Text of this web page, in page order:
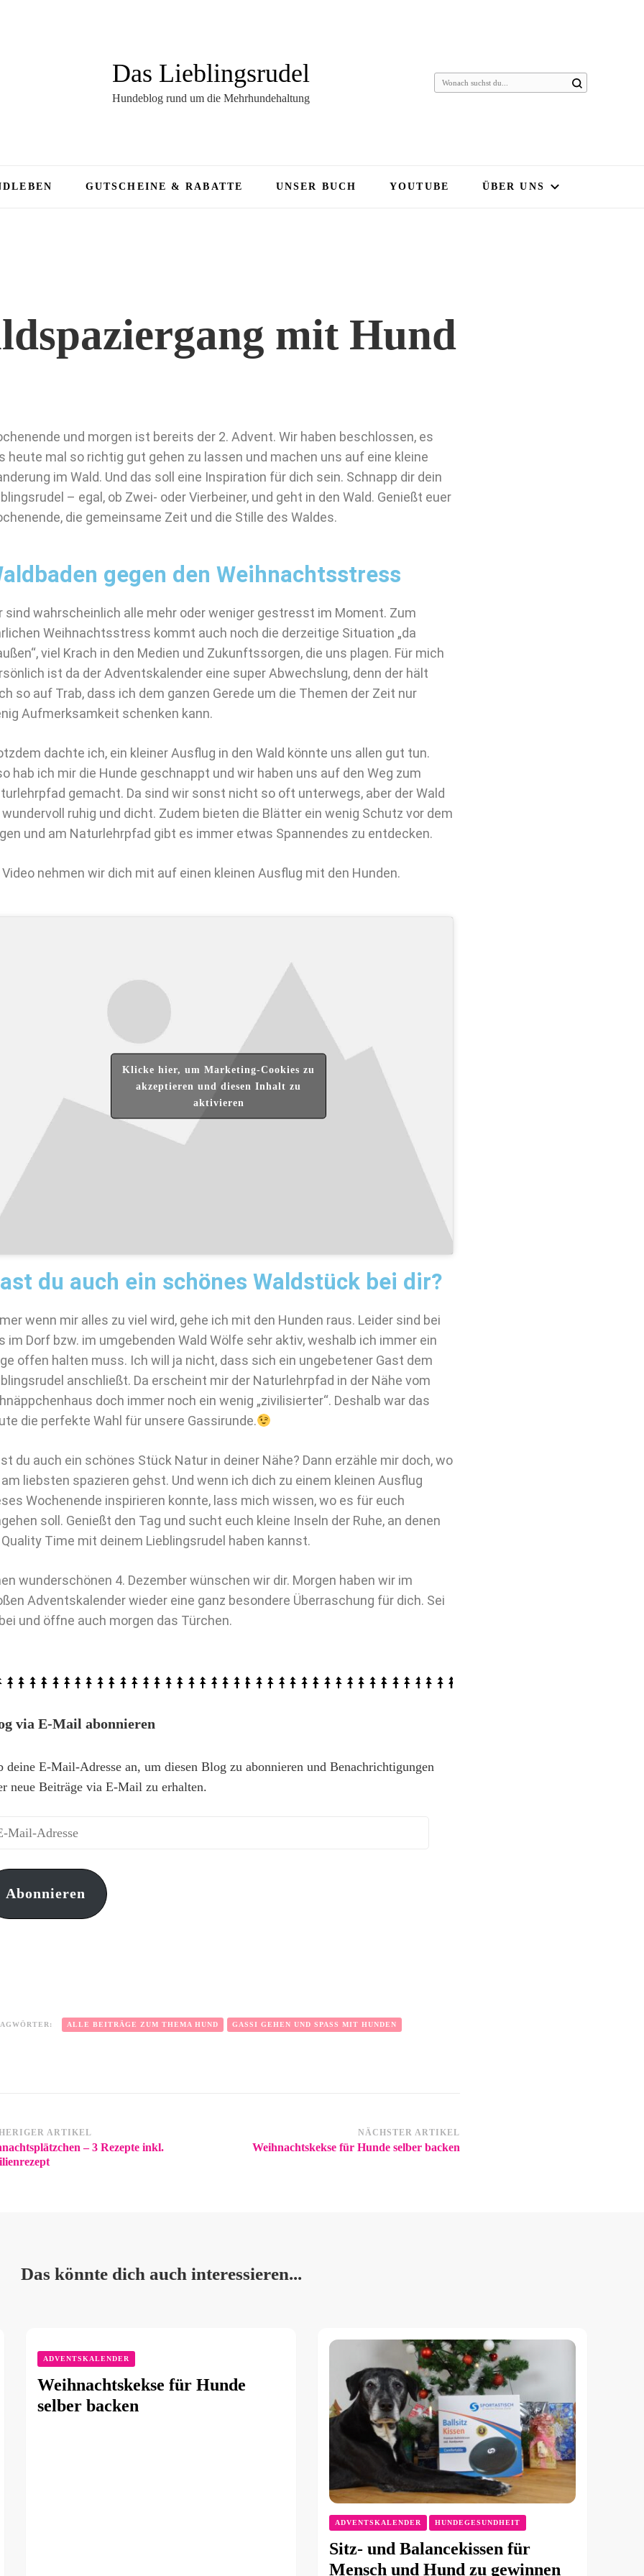
Das Lieblingsrudel
Hundeblog rund um die Mehrhundehaltung
GUTSCHEINE & RABATTE UNSER BUCH YOUTUBE ÜBER UNS
mit Hund
und morgen ist bereits der 2. Advent. Wir haben beschlossen, es
heute mal so richtig gut gehen zu lassen und machen uns auf eine kleine
im Wald. Und das soll eine Inspiration für dich sein. Schnapp dir dein
– egal, ob Zwei- oder Vierbeiner, und geht in den Wald. Genießt euer
die gemeinsame Zeit und die Stille des Waldes.
gegen den Weihnachtsstress
sind wahrscheinlich alle mehr oder weniger gestresst im Moment. Zum
Weihnachtsstress kommt auch noch die derzeitige Situation „da
viel Krach in den Medien und Zukunftssorgen, die uns plagen. Für mich
ist da der Adventskalender eine super Abwechslung, denn der hält
so auf Trab, dass ich dem ganzen Gerede um die Themen der Zeit nur
Aufmerksamkeit schenken kann.
dachte ich, ein kleiner Ausflug in den Wald könnte uns allen gut tun.
hab ich mir die Hunde geschnappt und wir haben uns auf den Weg zum
gemacht. Da sind wir sonst nicht so oft unterwegs, aber der Wald
ruhig und dicht. Zudem bieten die Blätter ein wenig Schutz vor dem
und am Naturlehrpfad gibt es immer etwas Spannendes zu entdecken.
nehmen wir dich mit auf einen kleinen Ausflug mit den Hunden.
Klicke hier, um Marketing-Cookies zu
akzeptieren und diesen Inhalt zu
aktivieren
du auch ein schönes Waldstück bei dir?
wenn mir alles zu viel wird, gehe ich mit den Hunden raus. Leider sind bei
im Dorf bzw. im umgebenden Wald Wölfe sehr aktiv, weshalb ich immer ein
offen halten muss. Ich will ja nicht, dass sich ein ungebetener Gast dem
anschließt. Da erscheint mir der Naturlehrpfad in der Nähe vom
doch immer noch ein wenig „zivilisierter“. Deshalb war das
die perfekte Wahl für unsere Gassirunde.
du auch ein schönes Stück Natur in deiner Nähe? Dann erzähle mir doch, wo
liebsten spazieren gehst. Und wenn ich dich zu einem kleinen Ausflug
Wochenende inspirieren konnte, lass mich wissen, wo es für euch
soll. Genießt den Tag und sucht euch kleine Inseln der Ruhe, an denen
Time mit deinem Lieblingsrudel haben kannst.
wunderschönen 4. Dezember wünschen wir dir. Morgen haben wir im
Adventskalender wieder eine ganz besondere Überraschung für dich. Sei
und öffne auch morgen das Türchen.
via E-Mail abonnieren
deine E-Mail-Adresse an, um diesen Blog zu abonnieren und Benachrichtigungen
neue Beiträge via E-Mail zu erhalten.
Abonnieren
ALLE BEITRÄGE ZUM THEMA HUND GASSI GEHEN UND SPASS MIT HUNDEN
ARTIKEL
– 3 Rezepte inkl.
NÄCHSTER ARTIKEL
Weihnachtskekse für Hunde selber backen
Das könnte dich auch interessieren...
ADVENTSKALENDER
Weihnachtskekse für Hunde
selber backen
ADVENTSKALENDER HUNDEGESUNDHEIT
Sitz- und Balancekissen für
Mensch und Hund zu gewinnen